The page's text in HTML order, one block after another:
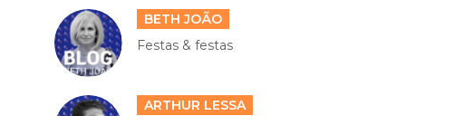
BETH JOÃO
Festas & festas
ARTHUR LESSA